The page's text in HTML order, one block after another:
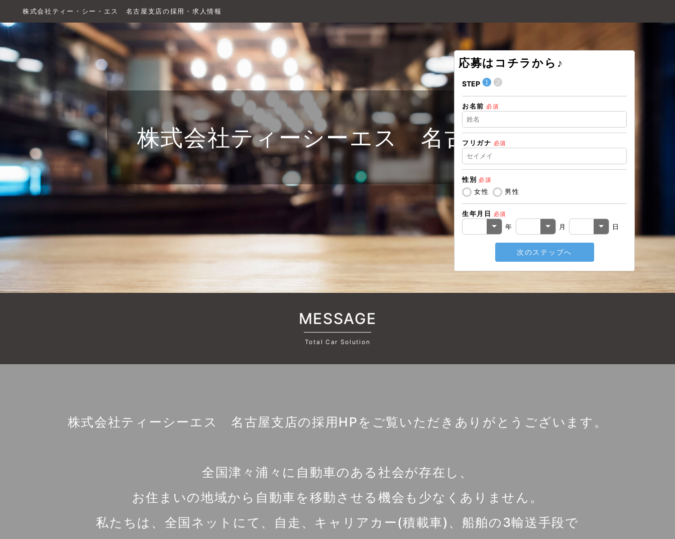
株式会社ティー・シー・エス 名古屋支店の採用・求人情報
株式会社ティーシーエス 名古屋支店
応募はコチラから♪
STEP ❶❷
お名前 必須
フリガナ 必須
性別 必須
女性 男性
生年月日 必須
年 月 日
次のステップへ
戻る
MESSAGE
Total Car Solution
株式会社ティーシーエス 名古屋支店の採用HPをご覧いただきありがとうございます。
全国津々浦々に自動車のある社会が存在し、
お住まいの地域から自動車を移動させる機会も少なくありません。
私たちは、全国ネットにて、自走、キャリアカー(積載車)、船舶の3輸送手段で